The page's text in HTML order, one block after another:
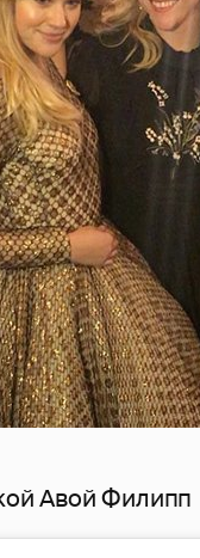
Авой Филипп